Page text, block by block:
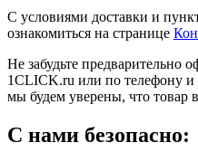
С условиями доставки и
ознакомиться на странице
Не забудьте предварительно
1CLICK.ru или по телефону и
мы будем уверены, что товар
С нами безопасно: